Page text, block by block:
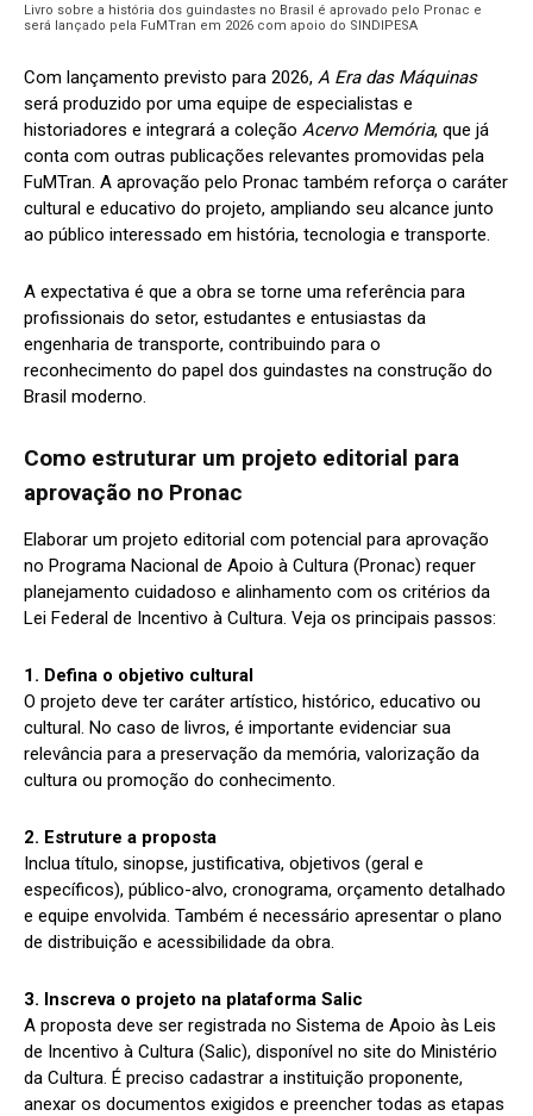
Livro sobre a história dos guindastes no Brasil é aprovado pelo Pronac e
será lançado pela FuMTran em 2026 com apoio do SINDIPESA
Com lançamento previsto para 2026, A Era das Máquinas
será produzido por uma equipe de especialistas e
historiadores e integrará a coleção Acervo Memória, que já
conta com outras publicações relevantes promovidas pela
FuMTran. A aprovação pelo Pronac também reforça o caráter
cultural e educativo do projeto, ampliando seu alcance junto
ao público interessado em história, tecnologia e transporte.
A expectativa é que a obra se torne uma referência para
profissionais do setor, estudantes e entusiastas da
engenharia de transporte, contribuindo para o
reconhecimento do papel dos guindastes na construção do
Brasil moderno.
Como estruturar um projeto editorial para
aprovação no Pronac
Elaborar um projeto editorial com potencial para aprovação
no Programa Nacional de Apoio à Cultura (Pronac) requer
planejamento cuidadoso e alinhamento com os critérios da
Lei Federal de Incentivo à Cultura. Veja os principais passos:
1. Defina o objetivo cultural
O projeto deve ter caráter artístico, histórico, educativo ou
cultural. No caso de livros, é importante evidenciar sua
relevância para a preservação da memória, valorização da
cultura ou promoção do conhecimento.
2. Estruture a proposta
Inclua título, sinopse, justificativa, objetivos (geral e
específicos), público-alvo, cronograma, orçamento detalhado
e equipe envolvida. Também é necessário apresentar o plano
de distribuição e acessibilidade da obra.
3. Inscreva o projeto na plataforma Salic
A proposta deve ser registrada no Sistema de Apoio às Leis
de Incentivo à Cultura (Salic), disponível no site do Ministério
da Cultura. É preciso cadastrar a instituição proponente,
anexar os documentos exigidos e preencher todas as etapas